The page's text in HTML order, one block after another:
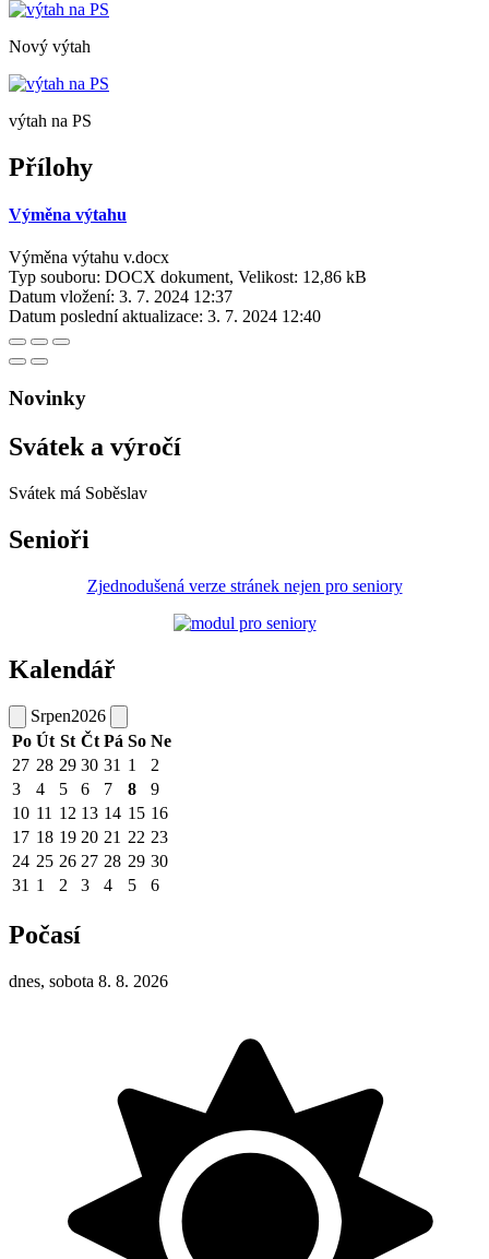
Nový výtah
výtah na PS
Přílohy
Výměna výtahu
Výměna výtahu v.docx
Typ souboru: DOCX dokument, Velikost: 12,86 kB
Datum vložení: 3. 7. 2024 12:37
Datum poslední aktualizace: 3. 7. 2024 12:40
Novinky
Svátek a výročí
Svátek má Soběslav
Senioři
Zjednodušená verze stránek nejen pro seniory
Kalendář
Srpen2026
Po Út St Čt Pá So Ne
27 28 29 30 31 1
2
3
4 5 6 7 8
9
10 11 12 13 14 15 16
17 18 19 20 21 22 23
24 25 26 27 28 29 30
31 1 2 3 4 5 6
Počasí
dnes, sobota 8. 8. 2026